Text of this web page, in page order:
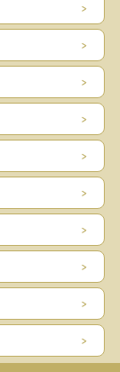
時間にどう
B2は脂質や油
。
に変えるため
」とした気分
ただけます。
アテースト
醇なココ
になりまし
従来品の